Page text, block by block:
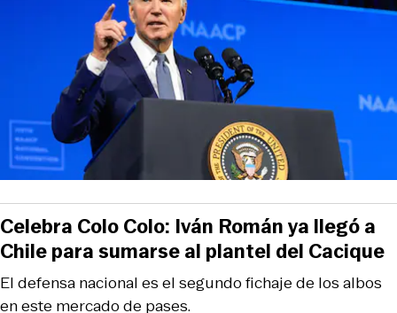
El defensa nacional es el segundo fichaje de los albos
en este mercado de pases.
Celebra Colo Colo: Iván Román ya llegó a
Chile para sumarse al plantel del Cacique